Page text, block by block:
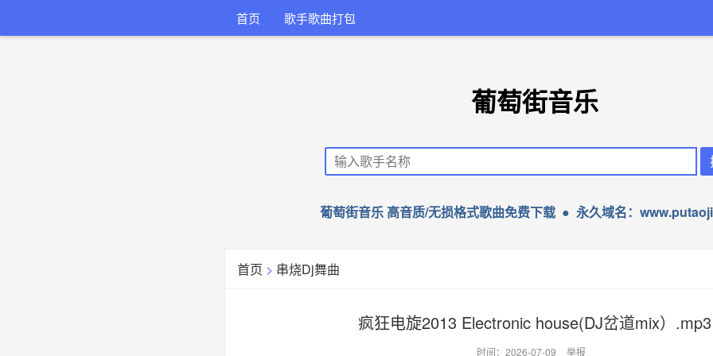
首页 歌手歌曲打包
葡萄街音乐
葡萄街音乐 高音质/无损格式歌曲免费下载 ● 永久域名：
首页 > 串烧Dj舞曲
疯狂电旋2013 Electronic house(DJ岔道mix）.mp3
时间：2026-07-09 举报